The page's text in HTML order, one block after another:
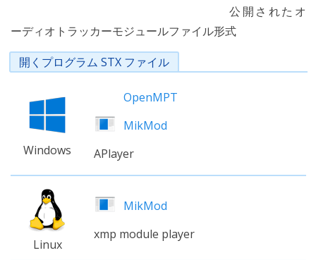
公開されたオ
ーディオトラッカーモジュールファイル形式
開くプログラム STX ファイル
Windows
OpenMPT
MikMod
APlayer
Linux
MikMod
xmp module player